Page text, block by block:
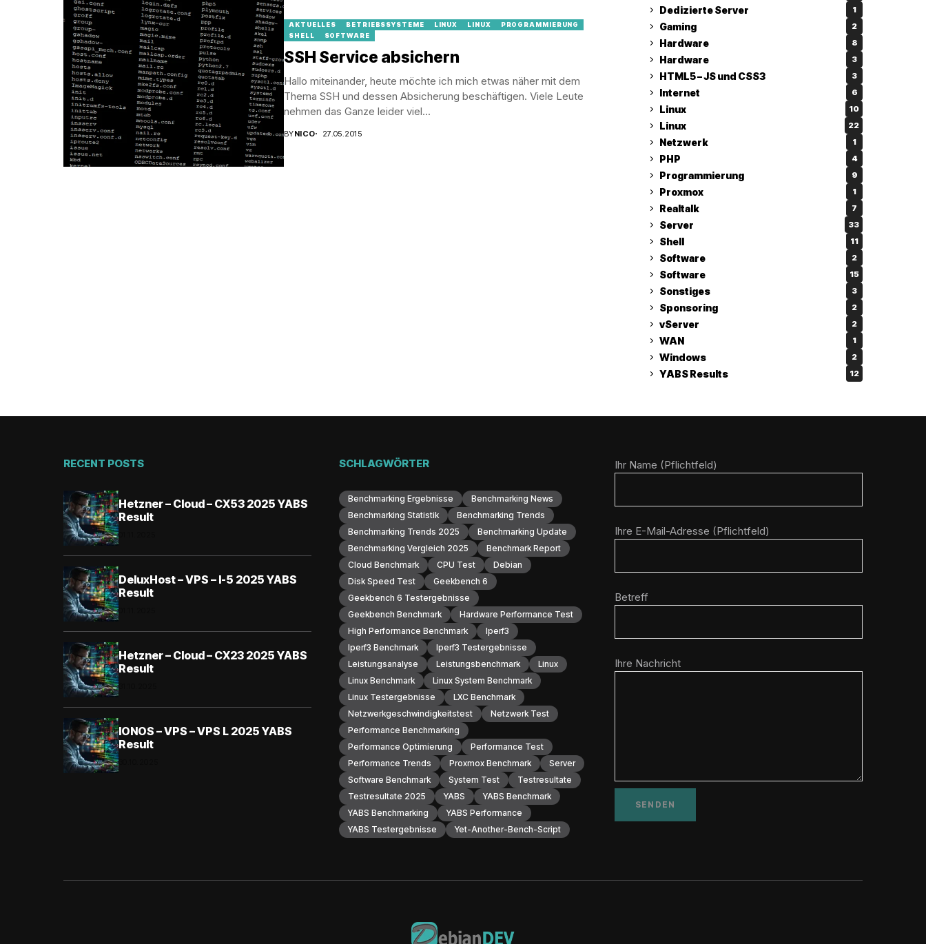
AKTUELLES BETRIEBSSYSTEME LINUX LINUX
PROGRAMMIERUNG
SHELL
SOFTWARE
SSH Service absichern
Hallo miteinander, heute möchte ich mich etwas näher mit dem
Thema SSH und dessen Absicherung beschäftigen. Viele Leute
nehmen das Ganze leider viel...
BYNICO 27.05.2015
Dedizierte Server 1
Gaming 2
Hardware 8
Hardware 3
HTML5 – JS und CSS3 3
Internet 6
Linux 10
Linux 22
Netzwerk 1
PHP 4
Programmierung 9
Proxmox 1
Realtalk 7
Server 33
Shell 11
Software 2
Software 15
Sonstiges 3
Sponsoring 2
vServer 2
WAN 1
Windows 2
YABS Results 12
RECENT POSTS
Hetzner – Cloud – CX53 2025 YABS
Result
DeluxHost – VPS – I-5 2025 YABS
Result
Hetzner – Cloud – CX23 2025 YABS
Result
IONOS – VPS – VPS L 2025 YABS
Result
SCHLAGWÖRTER
Benchmarking Ergebnisse
Benchmarking News
Benchmarking Statistik
Benchmarking Trends
Benchmarking Trends 2025
Benchmarking Update
Benchmarking Vergleich 2025
Benchmark Report
Cloud Benchmark
CPU Test
Debian
Disk Speed Test
Geekbench 6
Geekbench 6 Testergebnisse
Geekbench Benchmark
Hardware Performance Test
High Performance Benchmark
Iperf3
Iperf3 Benchmark
Iperf3 Testergebnisse
Leistungsanalyse
Leistungsbenchmark
Linux
Linux Benchmark
Linux System Benchmark
Linux Testergebnisse
LXC Benchmark
Netzwerkgeschwindigkeitstest
Netzwerk Test
Performance Benchmarking
Performance Optimierung
Performance Test
Performance Trends
Proxmox Benchmark
Server
Software Benchmark
System Test
Testresultate
Testresultate 2025
YABS
YABS Benchmark
YABS Benchmarking
YABS Performance
YABS Testergebnisse
Yet-Another-Bench-Script
Ihr Name (Pflichtfeld)
Ihre E-Mail-Adresse (Pflichtfeld)
Betreff
Ihre Nachricht